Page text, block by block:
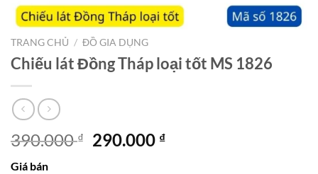
TRANG CHỦ / ĐỒ GIA DỤNG
Chiếu lát Đồng Tháp loại tốt MS 1826
390.000₫
Giá
290.000 ₫Giá
Giá bán